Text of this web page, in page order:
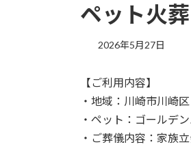
ペット火
2026年5月27日
【ご利用内容】
・地域：川崎市川崎
・ペット：ゴールデ
・ご葬儀内容：家族